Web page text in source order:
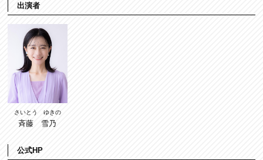
出演者
さいとう ゆきの
斉藤 雪乃
公式HP